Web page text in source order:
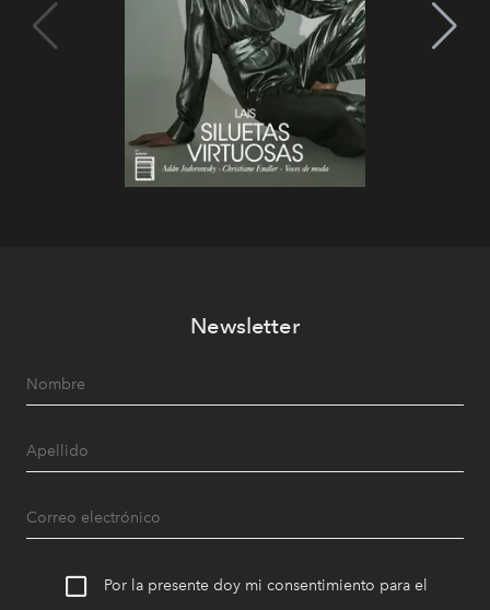
Newsletter
Por la presente doy mi consentimiento para el